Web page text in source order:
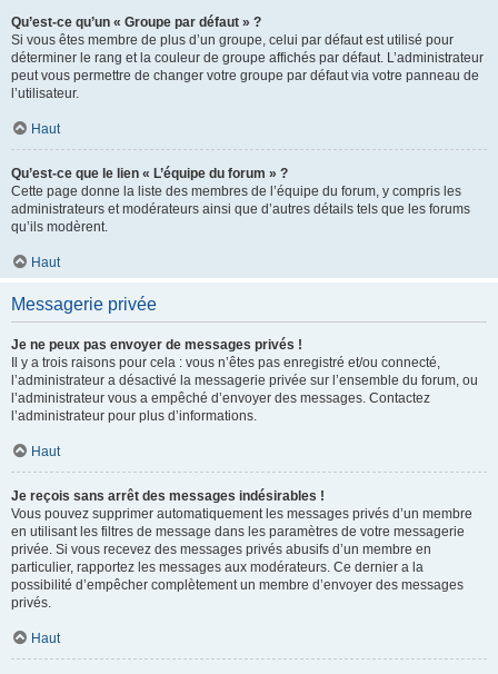
Qu’est-ce qu’un « Groupe par défaut » ?
Si vous êtes membre de plus d’un groupe, celui par défaut est utilisé pour
déterminer le rang et la couleur de groupe affichés par défaut. L’administrateur
peut vous permettre de changer votre groupe par défaut via votre panneau de
l’utilisateur.
Haut
Qu’est-ce que le lien « L’équipe du forum » ?
Cette page donne la liste des membres de l’équipe du forum, y compris les
administrateurs et modérateurs ainsi que d’autres détails tels que les forums
qu’ils modèrent.
Haut
Messagerie privée
Je ne peux pas envoyer de messages privés !
Il y a trois raisons pour cela : vous n’êtes pas enregistré et/ou connecté,
l’administrateur a désactivé la messagerie privée sur l’ensemble du forum, ou
l’administrateur vous a empêché d’envoyer des messages. Contactez
l’administrateur pour plus d’informations.
Haut
Je reçois sans arrêt des messages indésirables !
Vous pouvez supprimer automatiquement les messages privés d’un membre
en utilisant les filtres de message dans les paramètres de votre messagerie
privée. Si vous recevez des messages privés abusifs d’un membre en
particulier, rapportez les messages aux modérateurs. Ce dernier a la
possibilité d’empêcher complètement un membre d’envoyer des messages
privés.
Haut